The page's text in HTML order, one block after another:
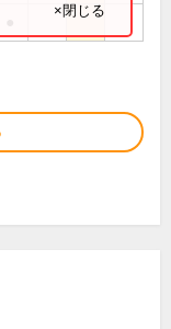
×閉じる